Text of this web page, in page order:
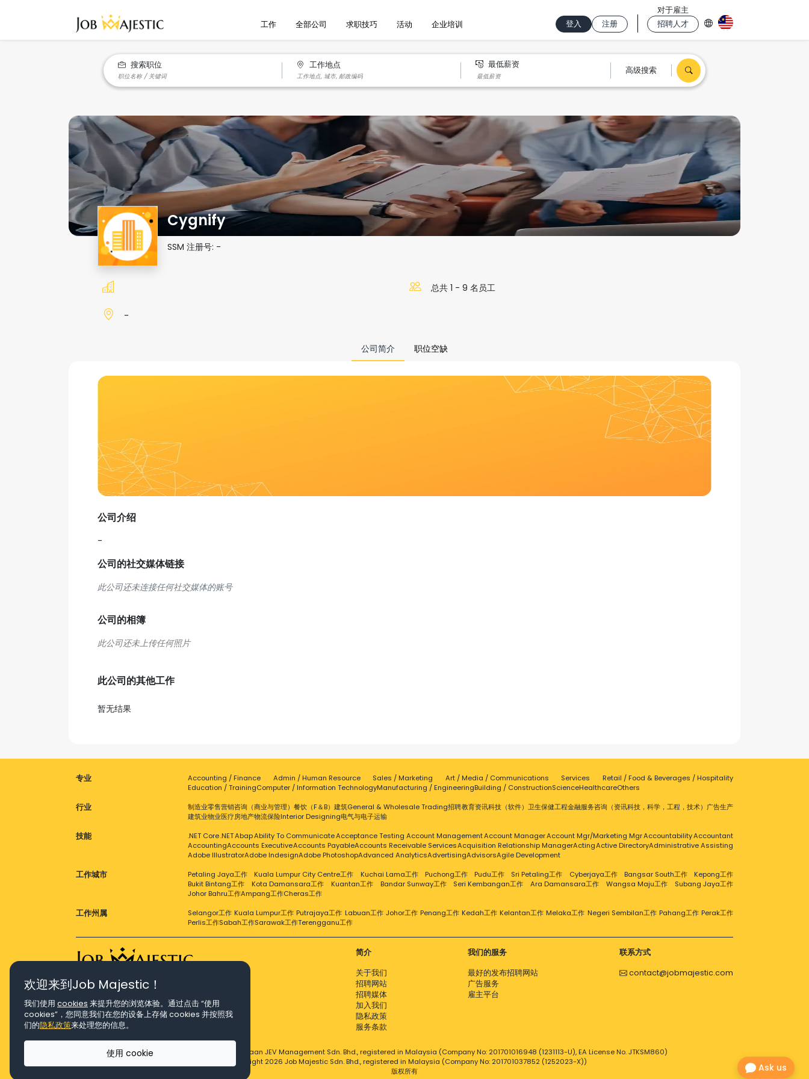
工作 全部公司 求职技巧 活动 企业培训 登入 注册
对于雇主
招聘人才
搜索职位 工作地点 最低薪资
高级搜索
Cygnify
SSM 注册号: -
总共 1 - 9 名员工
-
公司简介 职位空缺
公司介绍
-
公司的社交媒体链接
此公司还未连接任何社交媒体的账号
公司的相簿
此公司的其他工作
暂无结果
专业 Accounting / Finance Admin / Human Resource Sales / Marketing Art / Media / Communications Services
Retail / Food & Beverages / Hospitality
Education / TrainingComputer / Information TechnologyManufacturing / EngineeringBuilding / ConstructionScienceHealthcareOthers
行业 制造业零售营销咨询（商业与管理）餐饮（F＆B）建筑General & Wholesale Trading招聘教育资讯科技（软件） 卫生保健工程金融服务咨询（资讯科技，科学，工程，技术） 广告生产
建筑业物业医疗房地产物流保险Interior Designing电气与电子运输
技能 .NET Core.NETAbapAbility To CommunicateAcceptance Testing Account ManagementAccount ManagerAccount Mgr/Marketing MgrAccountabilityAccountant
AccountingAccounts ExecutiveAccounts PayableAccounts Receivable ServicesAcquisition Relationship ManagerActingActive DirectoryAdministrative Assisting
Adobe IllustratorAdobe IndesignAdobe PhotoshopAdvanced AnalyticsAdvertisingAdvisorsAgile Development
工作城市 Petaling Jaya工作 Kuala Lumpur City Centre工作 Kuchai Lama工作 Puchong工作 Pudu工作 Sri Petaling工作 Cyberjaya工作 Bangsar South工作
Kepong工作
Bukit Bintang工作
Kota Damansara工作 Kuantan工作 Bandar Sunway工作 Seri Kembangan工作 Ara Damansara工作 Wangsa Maju工作
Subang Jaya工作
Johor Bahru工作Ampang工作Cheras工作
工作州属 Selangor工作 Kuala Lumpur工作 Putrajaya工作 Labuan工作 Johor工作 Penang工作 Kedah工作 Kelantan工作 Melaka工作 Negeri Sembilan工作 Pahang工作 Perak工作
Perlis工作Sabah工作Sarawak工作Terengganu工作
简介
关于我们
招聘网站
招聘媒体
加入我们
隐私政策
服务条款
我们的服务
最好的发布招聘网站
广告服务
雇主平台
联系方式
contact@jobmajestic.com
Right Job, Majestic Life.
© Copyright 2026 Agensi Pekerjaan JEV Management Sdn. Bhd., registered in Malaysia (Company No: 201701016948 (1231113-U), EA License No. JTKSM860)
© Copyright 2026 Job Majestic Sdn. Bhd., registered in Malaysia (Company No: 201701037852 (1252023-X))
版权所有
欢迎来到Job Majestic！
我们使用 cookies 来提升您的浏览体验。通过点击 “使用
cookies”，您同意我们在您的设备上存储 cookies 并按照我
们的隐私政策来处理您的信息。
使用 cookie
Ask us